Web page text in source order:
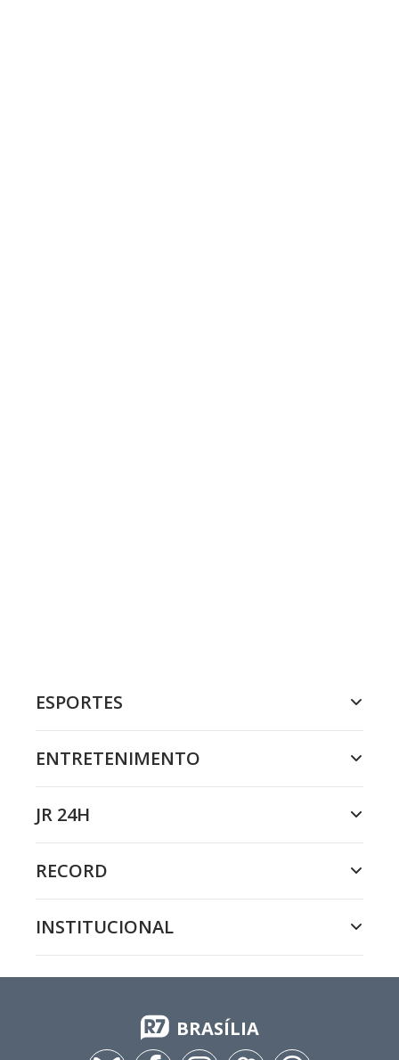
ESPORTES
ENTRETENIMENTO
JR 24H
RECORD
INSTITUCIONAL
BRASÍLIA